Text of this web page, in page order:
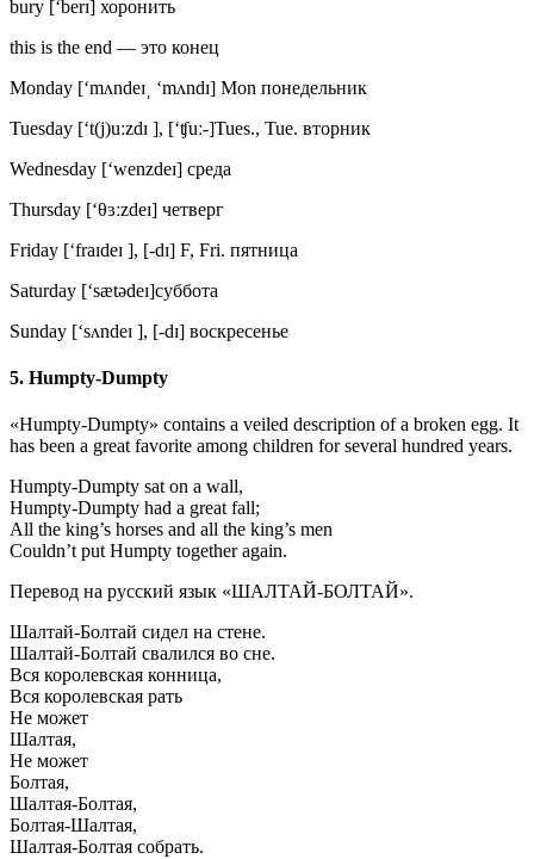
bury [‘berɪ] хоронить
this is the end — это конец
Monday [‘mʌndeɪˌ ‘mʌndɪ] Mon понедельник
Tuesday [‘t(j)uːzdɪ ], [‘ʧuː-]Tues., Tue. вторник
Wednesday [‘wenzdeɪ] среда
Thursday [‘θɜːzdeɪ] четверг
Friday [‘fraɪdeɪ ], [-dɪ] F, Fri. пятница
Saturday [‘sætədeɪ]суббота
Sunday [‘sʌndeɪ ], [-dɪ] воскресенье
5. Humpty-Dumpty
«Humpty-Dumpty» contains a veiled description of a broken egg. It
has been a great favorite among children for several hundred years.
Humpty-Dumpty sat on a wall,
Humpty-Dumpty had a great fall;
All the king’s horses and all the king’s men
Couldn’t put Humpty together again.
Перевод на русский язык «ШАЛТАЙ-БОЛТАЙ».
Шалтай-Болтай сидел на стене.
Шалтай-Болтай свалился во сне.
Вся королевская конница,
Вся королевская рать
Не может
Шалтая,
Не может
Болтая,
Шалтая-Болтая,
Болтая-Шалтая,
Шалтая-Болтая собрать.